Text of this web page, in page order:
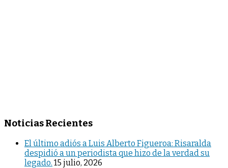
Noticias Recientes
El último adiós a Luis Alberto Figueroa: Risaralda
despidió a un periodista que hizo de la verdad su
legado. 15 julio, 2026